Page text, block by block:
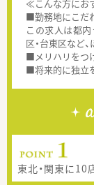
≪こんな方にお
■勤務地にこだ
この求人は都
区・台東区など
■メリハリをつ
■将来的に独立
東北・関東に10